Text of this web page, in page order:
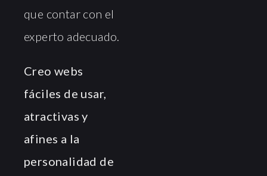
que contar con el
experto adecuado.
Creo webs
fáciles de usar,
atractivas y
afines a la
personalidad de